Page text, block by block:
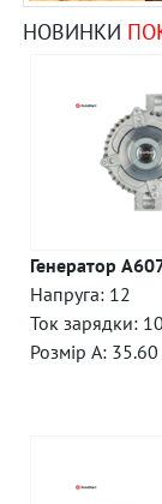
НОВИНКИ
Генератор
Напруга: 12
Ток зарядки:
Розмір A: 35.60